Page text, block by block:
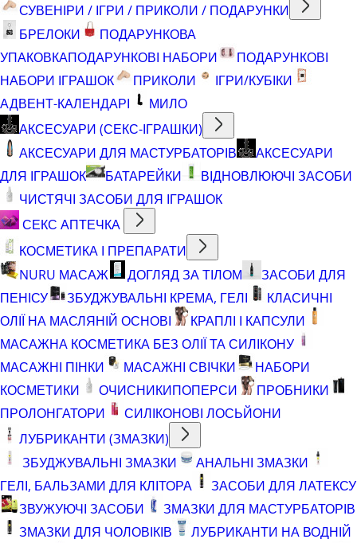
СУВЕНІРИ / ІГРИ / ПРИКОЛИ / ПОДАРУНКИ
БРЕЛОКИ
ПОДАРУНКОВА
УПАКОВКАПОДАРУНКОВІ НАБОРИ
ПОДАРУНКОВІ
НАБОРИ ІГРАШОК
ПРИКОЛИ
ІГРИ/КУБІКИ
АДВЕНТ-КАЛЕНДАРІ
МИЛО
АКСЕСУАРИ (СЕКС-ІГРАШКИ)
АКСЕСУАРИ ДЛЯ МАСТУРБАТОРІВ
АКСЕСУАРИ
ДЛЯ ІГРАШОК
БАТАРЕЙКИ
ВІДНОВЛЮЮЧІ ЗАСОБИ
ЧИСТЯЧІ ЗАСОБИ ДЛЯ ІГРАШОК
СЕКС АПТЕЧКА
КОСМЕТИКА І ПРЕПАРАТИ
NURU МАСАЖ
ДОГЛЯД ЗА ТІЛОМ
ЗАСОБИ ДЛЯ
ПЕНІСУ
ЗБУДЖУВАЛЬНІ КРЕМА, ГЕЛІ
КЛАСИЧНІ
ОЛІЇ НА МАСЛЯНІЙ ОСНОВІ
КРАПЛІ І КАПСУЛИ
МАСАЖНА КОСМЕТИКА БЕЗ ОЛІЇ ТА СИЛІКОНУ
МАСАЖНІ ПІНКИ
МАСАЖНІ СВІЧКИ
НАБОРИ
КОСМЕТИКИ
ОЧИСНИКИПОПЕРСИ
ПРОБНИКИ
ПРОЛОНГАТОРИ
СИЛІКОНОВІ ЛОСЬЙОНИ
ЛУБРИКАНТИ (ЗМАЗКИ)
ЗБУДЖУВАЛЬНІ ЗМАЗКИ
АНАЛЬНІ ЗМАЗКИ
ГЕЛІ, БАЛЬЗАМИ ДЛЯ КЛІТОРА
ЗАСОБИ ДЛЯ ЛАТЕКСУ
ЗВУЖУЮЧІ ЗАСОБИ
ЗМАЗКИ ДЛЯ МАСТУРБАТОРІВ
ЗМАЗКИ ДЛЯ ЧОЛОВІКІВ
ЛУБРИКАНТИ НА ВОДНІЙ